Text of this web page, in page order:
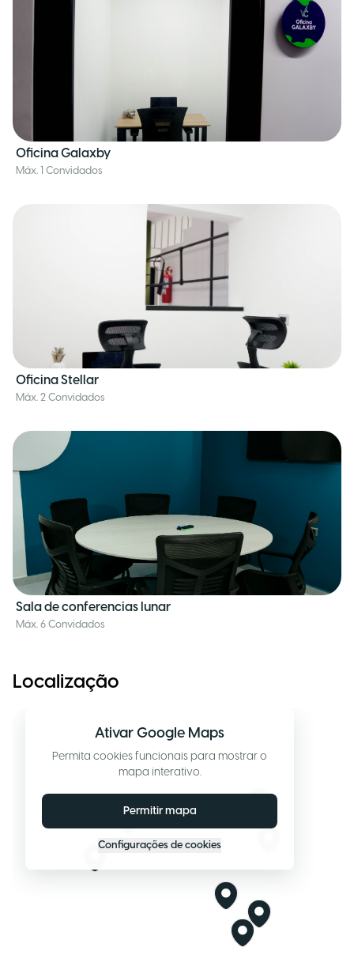
Oficina Galaxby
Máx. 1 Convidados
Oficina Stellar
Máx. 2 Convidados
Sala de conferencias lunar
Máx. 6 Convidados
Localização
Ativar Google Maps
Permita cookies funcionais para mostrar o
mapa interativo.
Permitir mapa
Configurações de cookies